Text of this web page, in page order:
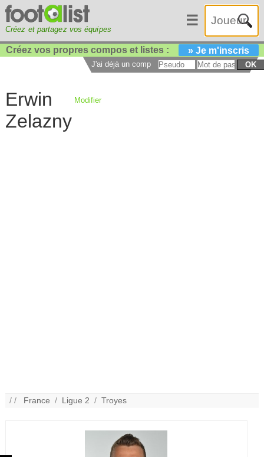
Créez et partagez vos équipes
☰
Créez vos propres compos et listes : » Je m'inscris
J'ai déjà un compte : OK
Erwin
Zelazny
Modifier
/ / France / Ligue 2 /Troyes